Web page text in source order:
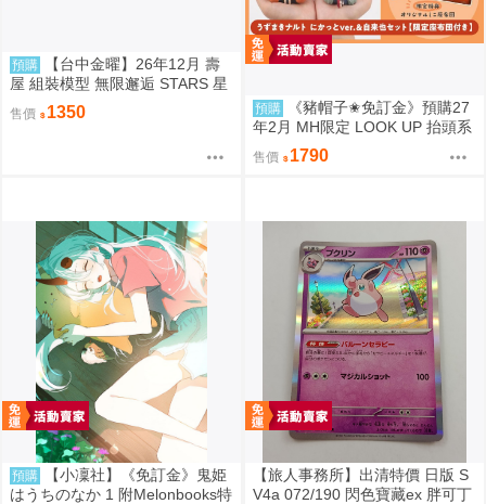
預購
【台中金曜】26年12月 壽
屋 組裝模型 無限邂逅 STARS 星
星 女僕服Ver 0904
售價 1350 預購
《豬帽子✬免訂金》預購27
年2月 MH限定 LOOK UP 抬頭系
列 火影忍者疾風傳 漩渦鳴人&自
來也 套組 0812
售價 1790
預購
【小凜社】《免訂金》鬼姫
はうちのなか 1 附Melonbooks特
【旅人事務所】出清特價 日版 S
V4a 072/190 閃色寶藏ex 胖可丁